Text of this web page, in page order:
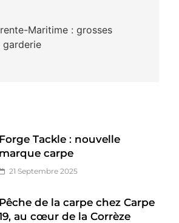
Maritime : grosses
Forge Tackle : nouvelle
marque carpe
21 Septembre 2025
Pêche de la carpe chez Carpe
au cœur de la Corrèze